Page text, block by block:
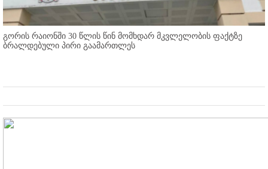
გორის რაიონში 30 წლის წინ მომხდარ მკვლელობის ფაქტზე
ბრალდებული პირი გაამართლეს